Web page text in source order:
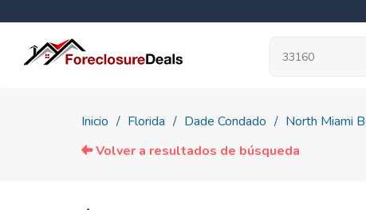
Inicio Florida Dade Condado North Miami
Volver a resultados de búsqueda